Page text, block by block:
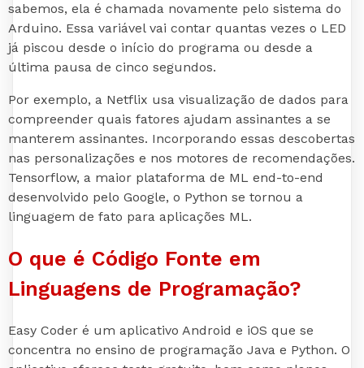
sabemos, ela é chamada novamente pelo sistema do
Arduino. Essa variável vai contar quantas vezes o LED
já piscou desde o início do programa ou desde a
última pausa de cinco segundos.
Por exemplo, a Netflix usa visualização de dados para
compreender quais fatores ajudam assinantes a se
manterem assinantes. Incorporando essas descobertas
nas personalizações e nos motores de recomendações.
Tensorflow, a maior plataforma de ML end-to-end
desenvolvido pelo Google, o Python se tornou a
linguagem de fato para aplicações ML.
O que é Código Fonte em
Linguagens de Programação?
Easy Coder é um aplicativo Android e iOS que se
concentra no ensino de programação Java e Python. O